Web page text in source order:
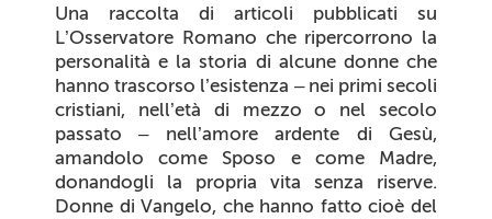
Una raccolta di articoli pubblicati su
L’Osservatore Romano che ripercorrono la
personalità e la storia di alcune donne che
hannotrascorso l’esistenza – nei primi secoli
cristiani, nell’età di mezzo o nel secolo
passato – nell’amore ardente di Gesù,
amandolo come Sposo e come Madre,
donandogli la propria vita senza riserve.
Donne di Vangelo, che hanno fatto cioè del